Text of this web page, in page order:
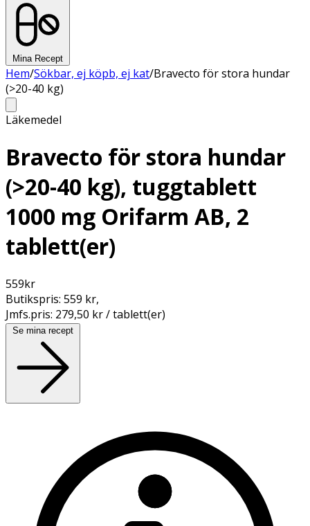
Mina Recept
Hem/Sökbar, ej köpb, ej kat/Bravecto för stora hundar
(>20-40 kg)
Läkemedel
Bravecto för stora hundar
(>20-40 kg), tuggtablett
1000 mg Orifarm AB, 2
tablett(er)
559kr
Butikspris: 559 kr,
Jmfs.pris: 279,50 kr / tablett(er)
Se mina recept